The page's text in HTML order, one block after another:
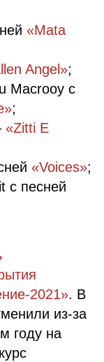
«Mata
Angel»;
Macrooy с
;
«Zitti E
«Voices»;
с песней
2021». В
из-за
году на